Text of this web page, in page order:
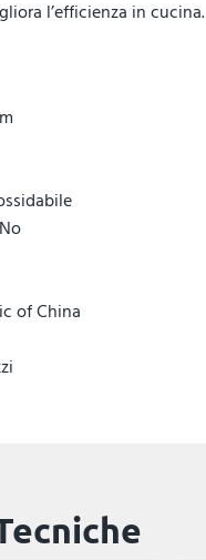
l’efficienza in cucina.
of China